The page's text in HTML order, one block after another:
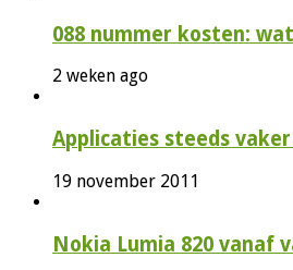
088 nummer kosten:
2 weken ago
Applicaties steeds
19 november 2011
Nokia Lumia 820 vanaf